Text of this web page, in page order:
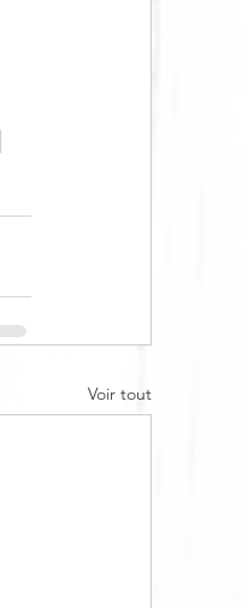
Voir tout